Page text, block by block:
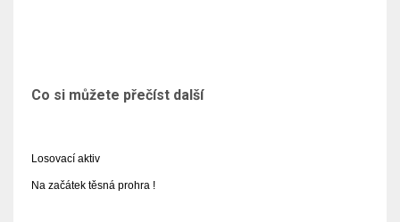
Co si můžete přečíst další
Losovací aktiv
Na začátek těsná prohra !